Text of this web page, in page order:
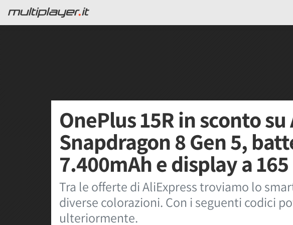
OnePlus 15R in sconto
Snapdragon 8 Gen 5,
7.400mAh e display a 165
Tra le offerte di AliExpress troviamo lo
diverse colorazioni. Con i seguenti codici
ulteriormente.